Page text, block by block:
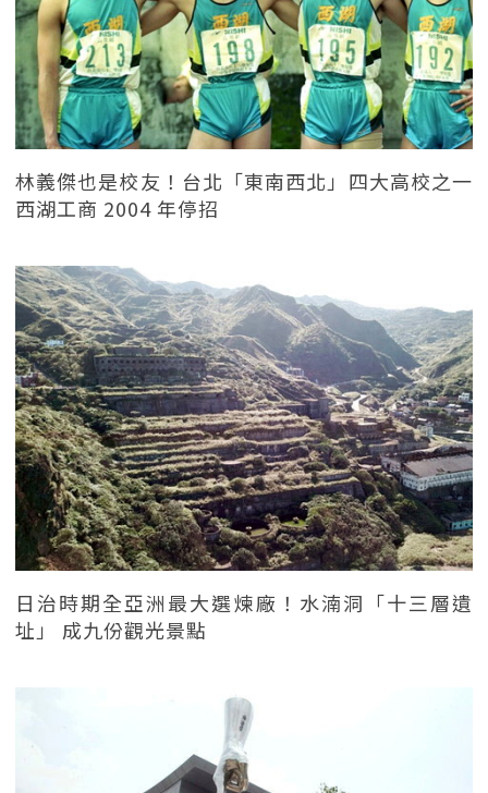
林義傑也是校友！台北「東南西北」四大高校之一
西湖工商 2004 年停招
日治時期全亞洲最大選煉廠！水湳洞「十三層遺
址」 成九份觀光景點